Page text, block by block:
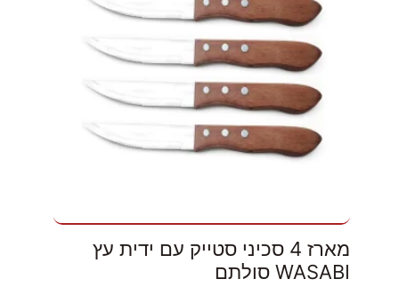
מארז 4 סכיני סטייק עם ידית עץ
WASABI סולתם